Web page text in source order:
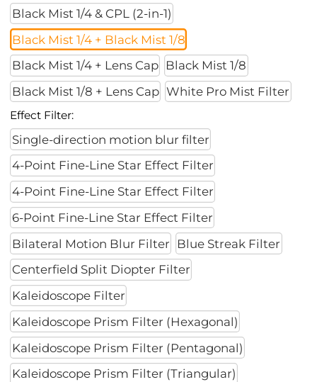
Black Mist 1/4 & CPL (2-in-1)
Black Mist 1/4 + Black Mist 1/8
Black Mist 1/4 + Lens Cap
Black Mist 1/8
Black Mist 1/8 + Lens Cap White Pro Mist Filter
Effect Filter:
Single-direction motion blur filter
4-Point Fine-Line Star Effect Filter
4-Point Fine-Line Star Effect Filter
6-Point Fine-Line Star Effect Filter
Bilateral Motion Blur Filter
Blue Streak Filter
Centerfield Split Diopter Filter
Kaleidoscope Filter
Kaleidoscope Prism Filter (Hexagonal)
Kaleidoscope Prism Filter (Pentagonal)
Kaleidoscope Prism Filter (Triangular)